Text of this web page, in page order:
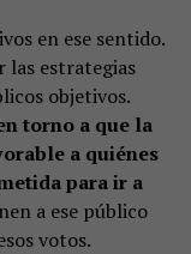
en ese sentido.
las estrategias
objetivos.
torno a que la
a quiénes
para ir a
a ese público
votos.